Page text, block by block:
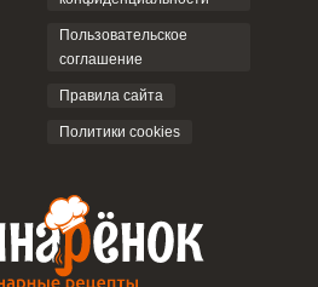
Пользовательское
соглашение
Правила сайта
Политики cookies